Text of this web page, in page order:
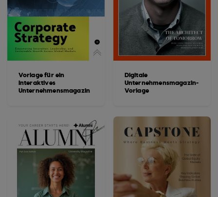
Vorlage für ein
interaktives
Unternehmensmagazin
Digitale
Unternehmensmagazin-
Vorlage